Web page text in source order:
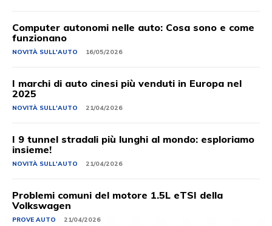
Computer autonomi nelle auto: Cosa sono e come
funzionano
NOVITÀ SULL'AUTO 16/05/2026
I marchi di auto cinesi più venduti in Europa nel
2025
NOVITÀ SULL'AUTO 21/04/2026
I 9 tunnel stradali più lunghi al mondo: esploriamo
insieme!
NOVITÀ SULL'AUTO 21/04/2026
Problemi comuni del motore 1.5L eTSI della
Volkswagen
PROVE AUTO 21/04/2026